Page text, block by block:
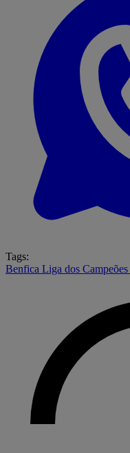
Tags:
Benfica Liga dos Campeões